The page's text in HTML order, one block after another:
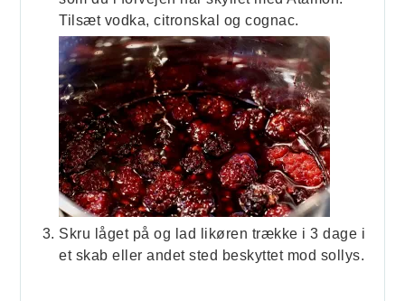
Tilsæt vodka, citronskal og cognac.
Skru låget på og lad likøren trække i 3 dage i
et skab eller andet sted beskyttet mod sollys.